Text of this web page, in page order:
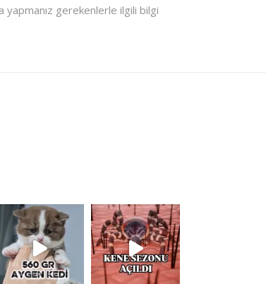
yapmanız gerekenlerle ilgili bilgi